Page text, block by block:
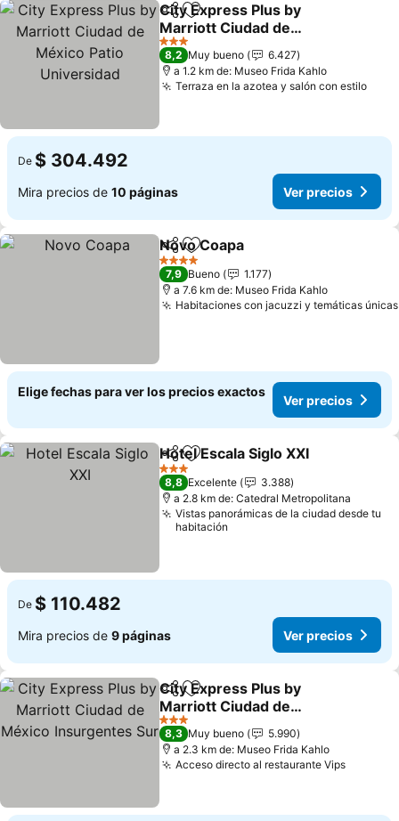
CompartirAgregar a favoritos
City Express Plus by
Marriott Ciudad de
México Patio Universidad
Ver precios
3 Estrellas
8,2 Muy bueno
6.427
a 1.2 km de: Museo Frida Kahlo
Terraza en la azotea y salón con estiloVer
De $ 304.492
Mira precios de 10 páginas Ver precios
CompartirAgregar a favoritos
Novo Coapa
4 Estrellas
7,9 Bueno
1.177
a 7.6 km de: Museo Frida Kahlo
Habitaciones con jacuzzi y temáticas únicas
Elige fechas para ver los precios exactos
Ver precios
CompartirAgregar a favoritos
Hotel Escala Siglo XXI
3 Estrellas
8,8 Excelente
3.388
a 2.8 km de: Catedral Metropolitana
Vistas panorámicas de la ciudad desde tu
habitación
De $ 110.482
Mira precios de 9 páginas Ver precios
CompartirAgregar a favoritos
City Express Plus by
Marriott Ciudad de
México Insurgentes Sur
Ver precios
3 Estrellas
8,3 Muy bueno
5.990
a 2.3 km de: Museo Frida Kahlo
Acceso directo al restaurante VipsVer